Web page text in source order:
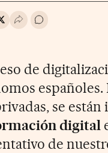
en Whatsapp
en Facebook
Compartir en Twitter
Desplegar Redes
Ir a los
de
se
digital
de